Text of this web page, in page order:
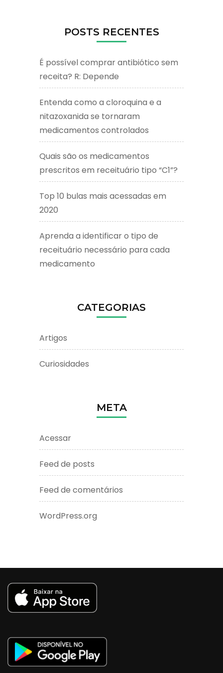
POSTS RECENTES
É possível comprar antibiótico sem
receita? R: Depende
Entenda como a cloroquina e a
nitazoxanida se tornaram
medicamentos controlados
Quais são os medicamentos
prescritos em receituário tipo “C1”?
Top 10 bulas mais acessadas em
2020
Aprenda a identificar o tipo de
receituário necessário para cada
medicamento
CATEGORIAS
Artigos
Curiosidades
META
Acessar
Feed de posts
Feed de comentários
WordPress.org